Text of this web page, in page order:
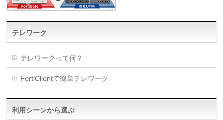
テレワーク
テレワークって何？
FortiClientで簡単テレワーク
利用シーンから選ぶ